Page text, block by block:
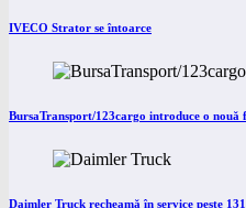
IVECO Strator se întoarce
BursaTransport/123cargo introduce o nouă
Daimler Truck recheamă în service peste